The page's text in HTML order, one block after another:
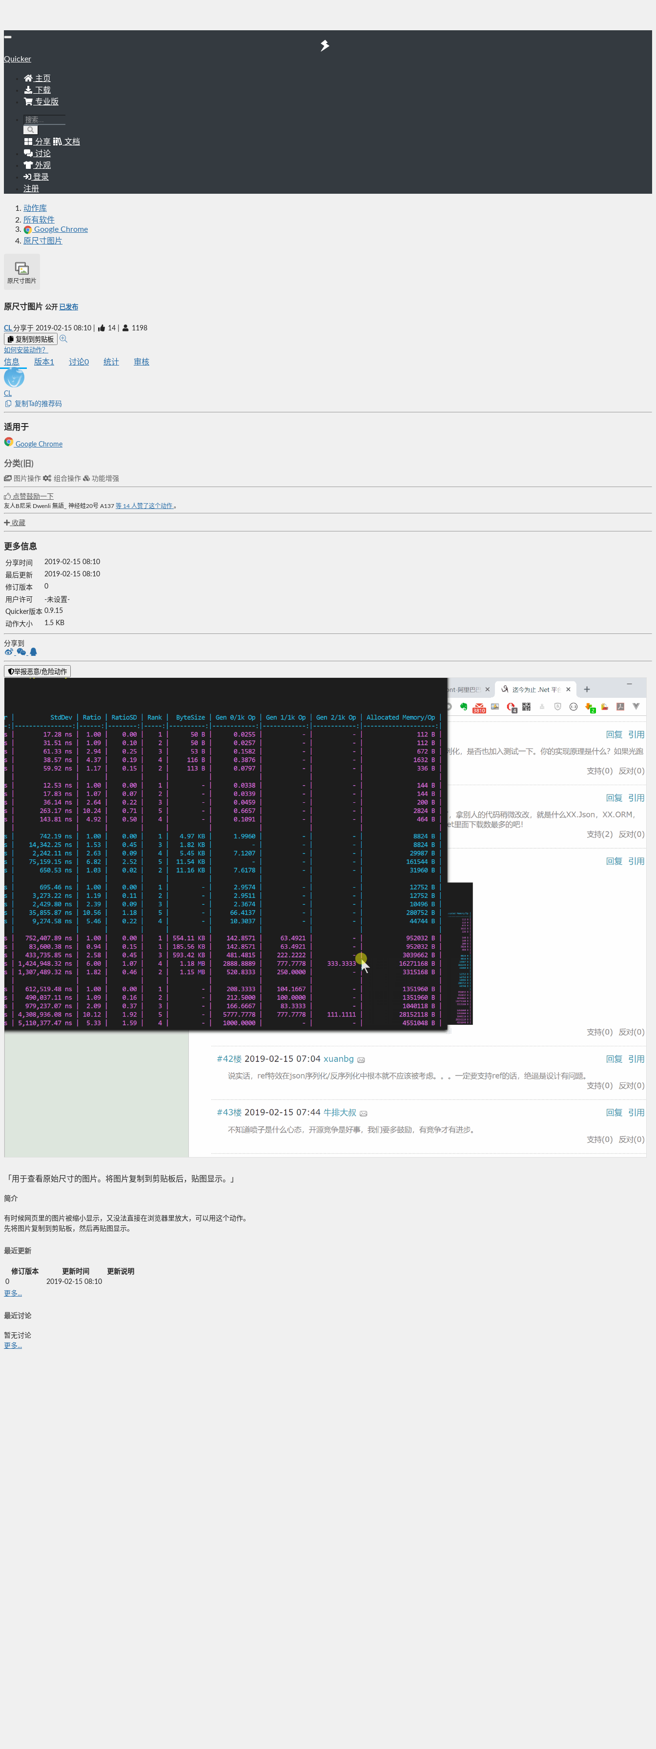
Quicker
主页
下载
专业版
分享
文档
讨论
外观
登录
注册
动作库
所有软件
Google Chrome
原尺寸图片
原尺寸图片
原尺寸图片 公开 已发布
CL 分享于 2019-02-15 08:10 14 1198
复制到剪贴板
如何安装动作？
信息 版本1 讨论0 统计 审核
CL
复制Ta的推荐码
适用于
Google Chrome
分类(旧)
图片操作 组合操作 功能增强
点赞鼓励一下
友人B尼采 Dwenli 無語_ 神经蛙20号 A137 等 14 人赞了这个动作 。
收藏
更多信息
分享时间
2019-02-15 08:10
最后更新
2019-02-15 08:10
修订版本
0
用户许可
-未设置-
Quicker版本 0.9.15
动作大小
1.5 KB
分享到
举报恶意/危险动作
「用于查看原始尺寸的图片。将图片复制到剪贴板后，贴图显示。」
简介
有时候网页里的图片被缩小显示，又没法直接在浏览器里放大，可以用这个动作。
先将图片复制到剪贴板，然后再贴图显示。
最近更新
修订版本 更新时间
更新说明
0
2019-02-15 08:10
更多...
最近讨论
暂无讨论
更多...